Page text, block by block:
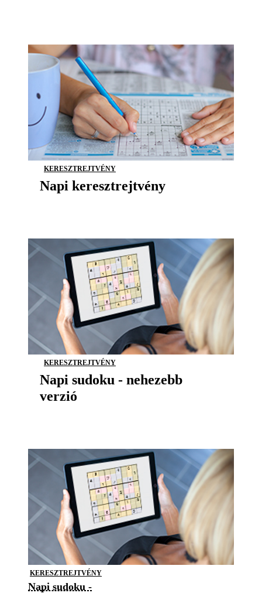
KERESZTREJTVÉNY
Napi keresztrejtvény
KERESZTREJTVÉNY
Napi sudoku - nehezebb
verzió
KERESZTREJTVÉNY
Napi sudoku -